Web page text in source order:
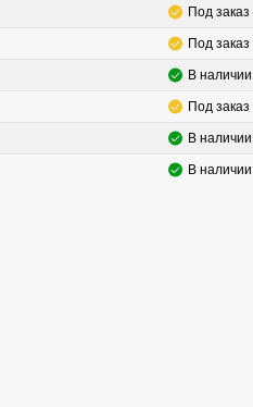
Под заказ
Под заказ
В наличии
Под заказ
В наличии
В наличии